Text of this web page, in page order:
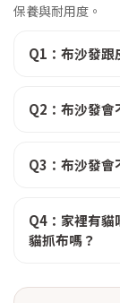
保養與耐用度。
Q1：布沙發跟
Q2：布沙發會
Q3：布沙發會
Q4：家裡有貓
貓抓布嗎？